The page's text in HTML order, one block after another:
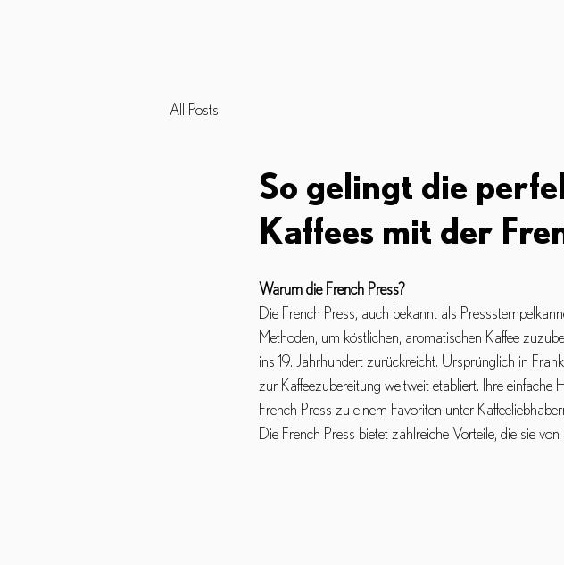
All Posts
So gelingt die
Kaffees mit der
Warum die French Press?
Die French Press, auch bekannt als
Methoden, um köstlichen, aromatischen Kaffee
ins 19. Jahrhundert zurückreicht. Ursprünglich in
zur Kaffeezubereitung weltweit etabliert. Ihre
French Press zu einem Favoriten unter
Die French Press bietet zahlreiche Vorteile, die sie